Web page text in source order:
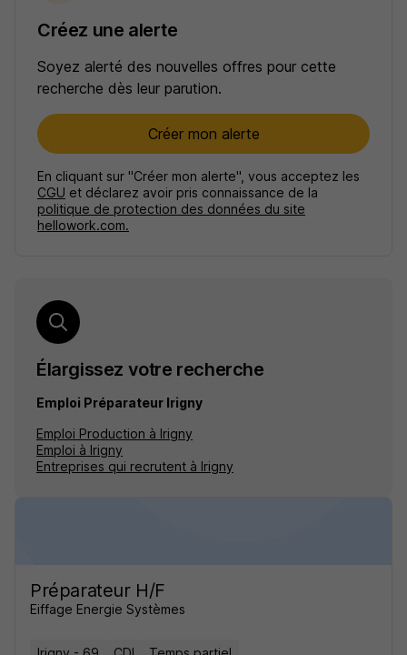
Créez une alerte
Soyez alerté des nouvelles offres pour cette
recherche dès leur parution.
Créer mon alerte
En cliquant sur "Créer mon alerte", vous acceptez les
CGU et déclarez avoir pris connaissance de la
politique de protection des données du site
hellowork.com.
Élargissez votre recherche
Emploi Préparateur Irigny
Emploi Production à Irigny
Emploi à Irigny
Entreprises qui recrutent à Irigny
Préparateur H/F
Eiffage Energie Systèmes